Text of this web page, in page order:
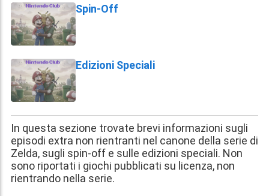
Spin-Off
Edizioni Speciali
In questa sezione trovate brevi informazioni sugli
episodi extra non rientranti nel canone della serie di
Zelda, sugli spin-off e sulle edizioni speciali. Non
sono riportati i giochi pubblicati su licenza, non
rientrando nella serie.